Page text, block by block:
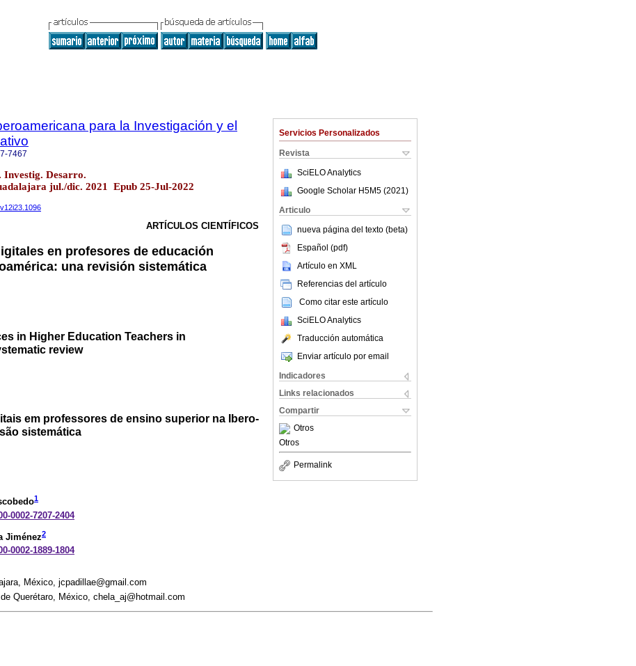
Servicios Personalizados
Revista
SciELO Analytics
Google Scholar H5M5 (2021 )
Articulo
nueva página del texto (beta)
Español (pdf)
Artículo en XML
Referencias del artículo
Como citar este artículo
SciELO Analytics
Traducción automática
Enviar artículo por email
Indicadores
Links relacionados
Compartir
Otros
Otros
Permalink
para la Investigación y el
7467
Desarro.
jul./dic. 2021 Epub 25-Jul-2022
ARTÍCULOS CIENTÍFICOS
en profesores de educación
una revisión sistemática
in Higher Education Teachers in
review
em professores de ensino superior na Ibero-
sistemática
1
0002-7207-2404
Jiménez2
0002-1889-1804
México, jcpadillae@gmail.com
Querétaro, México, chela_aj@hotmail.com